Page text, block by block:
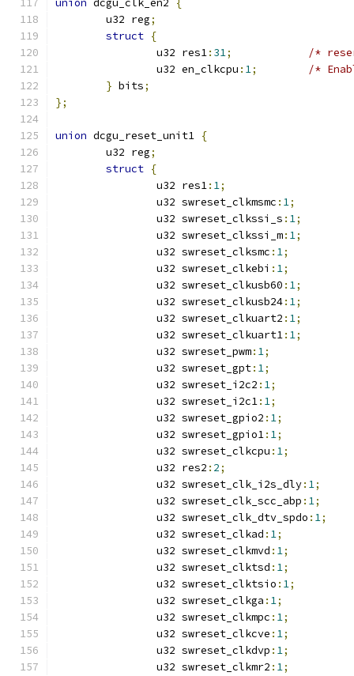
union dcgu_clk_en2
{
	u32 reg
;
struct {
		u32 res1
: 31;
		u32 en_clkcpu
: 1;
} bits;
};
union dcgu_reset_unit1 {
	u32 reg
;
struct {
		u32 res1
: 1;
		u32 swreset_clkmsmc
: 1;
		u32 swreset_clkssi_s
: 1;
		u32 swreset_clkssi_m
: 1;
		u32 swreset_clksmc
: 1;
		u32 swreset_clkebi
: 1;
		u32 swreset_clkusb60
: 1;
		u32 swreset_clkusb24
: 1;
		u32 swreset_clkuart2
: 1;
		u32 swreset_clkuart1
: 1;
		u32 swreset_pwm
: 1;
		u32 swreset_gpt
: 1;
		u32 swreset_i2c2
: 1;
		u32 swreset_i2c1
: 1;
		u32 swreset_gpio2
: 1;
		u32 swreset_gpio1
: 1;
		u32 swreset_clkcpu
: 1;
		u32 res2
: 2;
		u32 swreset_clk_i2s_dly
: 1;
		u32 swreset_clk_scc_abp
: 1;
		u32 swreset_clk_dtv_spdo
: 1;
		u32 swreset_clkad
: 1;
		u32 swreset_clkmvd
: 1;
		u32 swreset_clktsd
: 1;
		u32 swreset_clktsio
: 1;
		u32 swreset_clkga
: 1;
		u32 swreset_clkmpc
: 1;
		u32 swreset_clkcve
: 1;
		u32 swreset_clkdvp
: 1;
		u32 swreset_clkmr2
: 1;